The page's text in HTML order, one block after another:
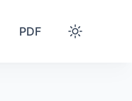
PDF